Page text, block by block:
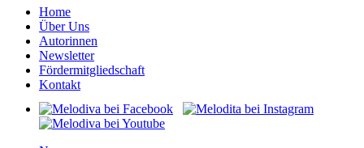
Home
Über Uns
Autorinnen
Newsletter
Fördermitgliedschaft
Kontakt